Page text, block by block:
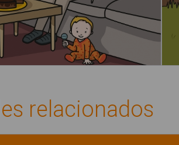
relacionados